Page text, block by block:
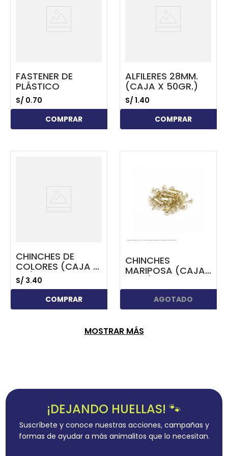
FASTENER DE
PLÁSTICO
S/ 0.70
COMPRAR
ALFILERES 28MM.
(CAJA X 50GR.)
S/ 1.40
COMPRAR
CHINCHES DE
COLORES (CAJA X
100)
S/ 3.40
COMPRAR
CHINCHES
MARIPOSA (CAJA
AGOTADO
MOSTRAR MÁS
¡DEJANDO HUELLAS! 🐾
Suscríbete y conoce nuestras acciones, campañas y
formas de ayudar a más animalitos que lo necesitan.